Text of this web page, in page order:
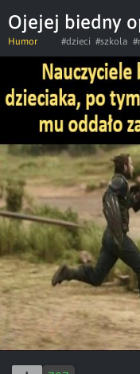
Ojejej biedny
Humor #dzieci #szkola